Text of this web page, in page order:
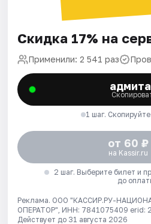
Скидка 17% на
Применили: 2 541 раз
1 шаг.
от 60 ₽
на Kassir.ru
2 шаг. Выберите билет и
до
Реклама. ООО "КАССИР.РУ-
ОПЕРАТОР", ИНН: 7841075409 erid:
Действует до 31 августа 2026